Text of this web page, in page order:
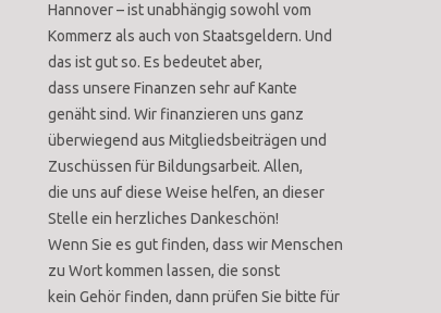
Hannover – ist unabhängig sowohl vom
Kommerz als auch von Staatsgeldern. Und
das ist gut so. Es bedeutet aber,
dass unsere Finanzen sehr auf Kante
genäht sind. Wir finanzieren uns ganz
überwiegend aus Mitgliedsbeiträgen und
Zuschüssen für Bildungsarbeit. Allen,
die uns auf diese Weise helfen, an dieser
Stelle ein herzliches Dankeschön!
Wenn Sie es gut finden, dass wir Menschen
zu Wort kommen lassen, die sonst
kein Gehör finden, dann prüfen Sie bitte für